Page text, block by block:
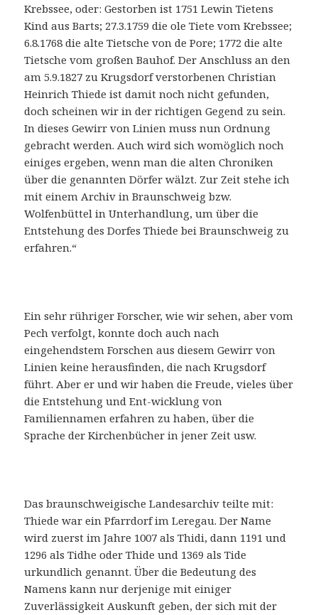
Krebssee, oder: Gestorben ist 1751 Lewin Tietens
Kind aus Barts; 27.3.1759 die ole Tiete vom Krebssee;
6.8.1768 die alte Tietsche von de Pore; 1772 die alte
Tietsche vom großen Bauhof. Der Anschluss an den
am 5.9.1827 zu Krugsdorf verstorbenen Christian
Heinrich Thiede ist damit noch nicht gefunden,
doch scheinen wir in der richtigen Gegend zu sein.
In dieses Gewirr von Linien muss nun Ordnung
gebracht werden. Auch wird sich womöglich noch
einiges ergeben, wenn man die alten Chroniken
über die genannten Dörfer wälzt. Zur Zeit stehe ich
mit einem Archiv in Braunschweig bzw.
Wolfenbüttel in Unterhandlung, um über die
Entstehung des Dorfes Thiede bei Braunschweig zu
erfahren.“
Ein sehr rühriger Forscher, wie wir sehen, aber vom
Pech verfolgt, konnte doch auch nach
eingehendstem Forschen aus diesem Gewirr von
Linien keine herausfinden, die nach Krugsdorf
führt. Aber er und wir haben die Freude, vieles über
die Entstehung und Ent-wicklung von
Familiennamen erfahren zu haben, über die
Sprache der Kirchenbücher in jener Zeit usw.
Das braunschweigische Landesarchiv teilte mit:
Thiede war ein Pfarrdorf im Leregau. Der Name
wird zuerst im Jahre 1007 als Thidi, dann 1191 und
1296 als Tidhe oder Thide und 1369 als Tide
urkundlich genannt. Über die Bedeutung des
Namens kann nur derjenige mit einiger
Zuverlässigkeit Auskunft geben, der sich mit der